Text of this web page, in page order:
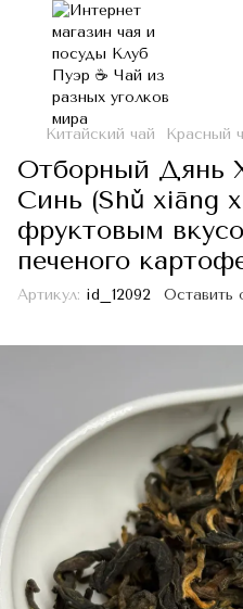
Китайский чай Красный
Отборный Дянь
Синь (Shǔ xiāng
фруктовым
печеного
Артикул: id_12092 Оставить